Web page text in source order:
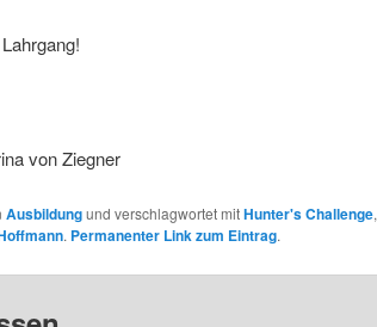
von Ziegner
Ausbildungund verschlagwortet mitHunter's Challenge,
. Permanenter Link zum Eintrag.